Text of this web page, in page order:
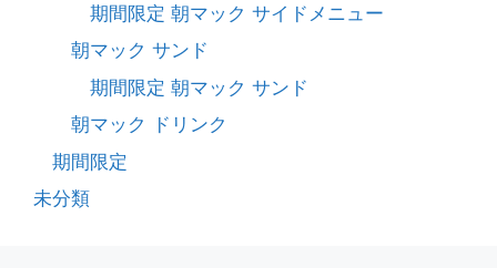
期間限定 朝マック サイドメニュー
朝マック サンド
期間限定 朝マック サンド
朝マック ドリンク
期間限定
未分類